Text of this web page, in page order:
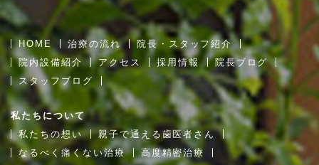
HOME 治療の流れ
院長・スタッフ紹介
院内設備紹介
アクセス 採用情報
院長ブログ
スタッフブログ
私たちについて
私たちの想い
親子で通える歯医者さん
なるべく痛くない治療
高度精密治療